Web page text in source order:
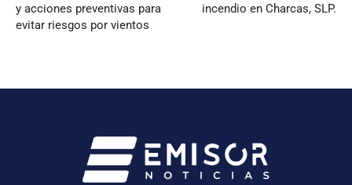
y acciones preventivas para
evitar riesgos por vientos
incendio en Charcas, SLP.